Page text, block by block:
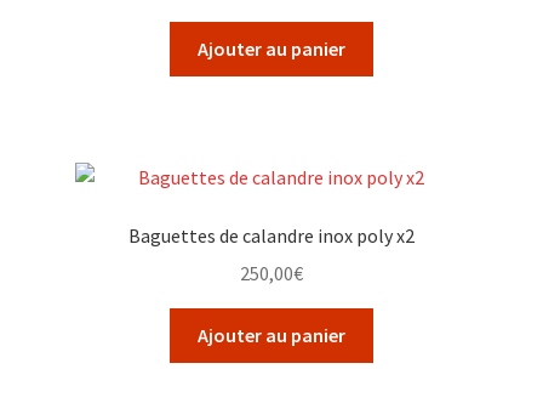
Ajouter au panier
Baguettes de calandre inox poly x2
250,00€
Ajouter au panier